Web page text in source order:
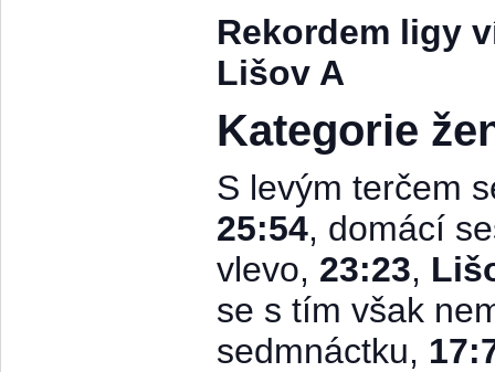
Rekordem ligy
Lišov A
Kategorie
S levým terčem
25:54, domácí
vlevo, 23:23,
se s tím však
sedmnáctku,